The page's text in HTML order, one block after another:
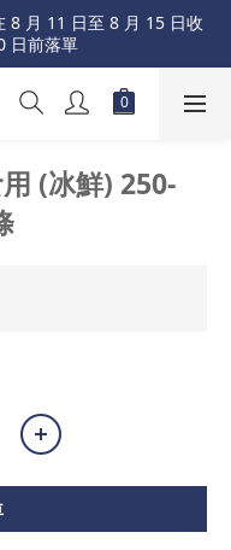
8 月 11 日至 8 月 15 日收
日前落單
8 月 11 日至 8 月 15 日收
日前落單
區免運費
日前落單
(冰鮮) 250-